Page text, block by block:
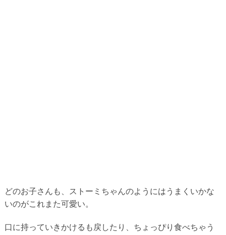
どのお子さんも、ストーミちゃんのようにはうまくいかな
いのがこれまた可愛い。
口に持っていきかけるも戻したり、ちょっぴり食べちゃう